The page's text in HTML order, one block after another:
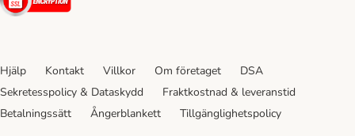
Hjälp Kontakt Villkor Om företaget
DSA
Sekretesspolicy & Dataskydd
Fraktkostnad & leveranstid
Betalningssätt
Ångerblankett Tillgänglighetspolicy